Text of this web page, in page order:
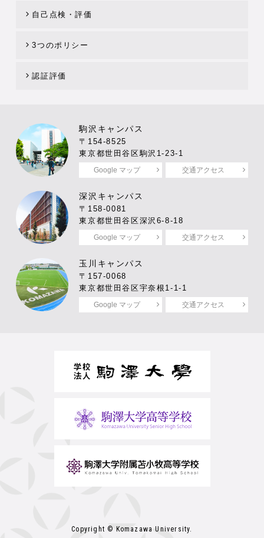
自己点検・評価
3つのポリシー
認証評価
駒沢キャンパス
〒154-8525
東京都世田谷区駒沢1-23-1
Google マップ 交通アクセス
深沢キャンパス
〒158-0081
東京都世田谷区深沢6-8-18
Google マップ 交通アクセス
玉川キャンパス
〒157-0068
東京都世田谷区宇奈根1-1-1
Google マップ 交通アクセス
Copyright © Komazawa University.